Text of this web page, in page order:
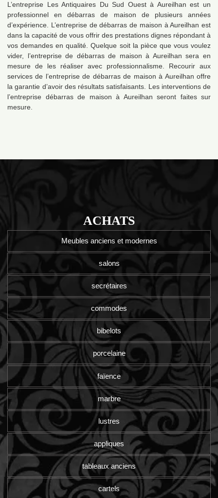
L’entreprise Les Antiquaires Du Sud Ouest à Aureilhan est un
professionnel en débarras de maison de plusieurs années
d’expérience. L’entreprise de débarras de maison à Aureilhan est
dans la capacité de vous offrir des prestations dignes répondant à
vos demandes en qualité. Quelque soit la pièce que vous voulez
vider, l’entreprise de débarras de maison à Aureilhan sera en
mesure de les réaliser avec professionnalisme. Recourir aux
services de l’entreprise de débarras de maison à Aureilhan offre
la garantie d’avoir des résultats satisfaisants. Les interventions de
l’entreprise débarras de maison à Aureilhan seront faites sur
mesure.
ACHATS
Meubles anciens et modernes
salons
secrétaires
commodes
bibelots
porcelaine
faïence
marbre
lustres
appliques
tableaux anciens
cartels